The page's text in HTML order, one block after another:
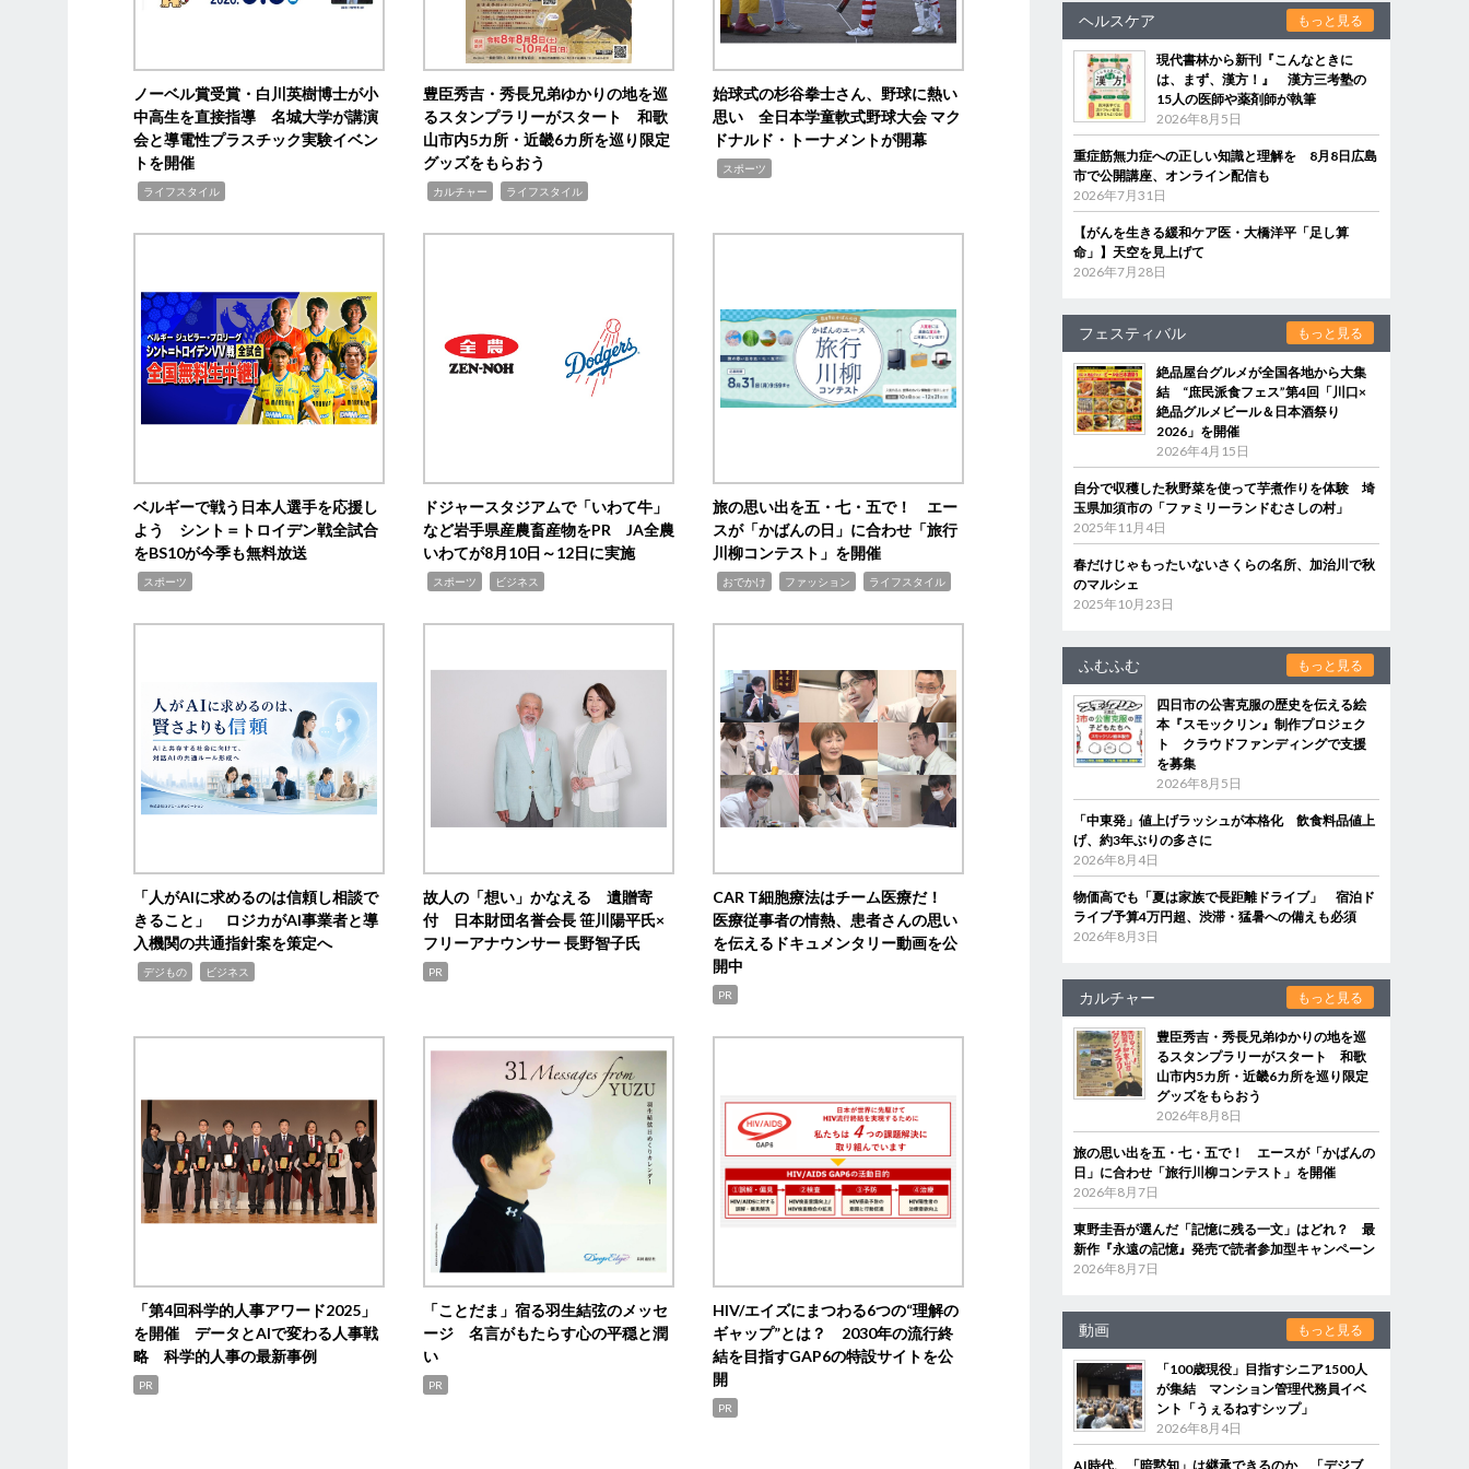
ノーベル賞受賞・白川英樹博士が小
中高生を直接指導 名城大学が講演
会と導電性プラスチック実験イベン
トを開催
ライフスタイル
豊臣秀吉・秀長兄弟ゆかりの地を巡
るスタンプラリーがスタート 和歌
山市内5カ所・近畿6カ所を巡り限定
グッズをもらおう
カルチャー ライフスタイル
始球式の杉谷拳士さん、野球に熱い
思い 全日本学童軟式野球大会 マク
ドナルド・トーナメントが開幕
スポーツ
ベルギーで戦う日本人選手を応援し
よう シント＝トロイデン戦全試合
をBS10が今季も無料放送
スポーツ
ドジャースタジアムで「いわて牛」
など岩手県産農畜産物をPR JA全農
いわてが8月10日～12日に実施
スポーツ ビジネス
旅の思い出を五・七・五で！ エー
スが「かばんの日」に合わせ「旅行
川柳コンテスト」を開催
おでかけ ファッション ライフスタイル
「人がAIに求めるのは信頼し相談で
きること」 ロジカがAI事業者と導
入機関の共通指針案を策定へ
デジもの ビジネス
故人の「想い」かなえる 遺贈寄
付 日本財団名誉会長 笹川陽平氏×
フリーアナウンサー 長野智子氏
PR
CAR T細胞療法はチーム医療だ！
医療従事者の情熱、患者さんの思い
を伝えるドキュメンタリー動画を公
開中
PR
「第4回科学的人事アワード2025」
を開催 データとAIで変わる人事戦
略 科学的人事の最新事例
PR
「ことだま」宿る羽生結弦のメッセ
ージ 名言がもたらす心の平穏と潤
い
PR
HIV/エイズにまつわる6つの“理解の
ギャップ”とは？ 2030年の流行終
結を目指すGAP6の特設サイトを公
開
PR
ヘルスケア もっと見る
現代書林から新刊『こんなときに
は、まず、漢方！』 漢方三考塾の
15人の医師や薬剤師が執筆
2026年8月5日
重症筋無力症への正しい知識と理解を 8月8日広島
市で公開講座、オンライン配信も
2026年7月31日
【がんを生きる緩和ケア医・大橋洋平「足し算
命」】天空を見上げて
2026年7月28日
フェスティバル もっと見る
絶品屋台グルメが全国各地から大集
結 “庶民派食フェス”第4回「川口×
絶品グルメビール＆日本酒祭り
2026」を開催
2026年4月15日
自分で収穫した秋野菜を使って芋煮作りを体験 埼
玉県加須市の「ファミリーランドむさしの村」
2025年11月4日
春だけじゃもったいないさくらの名所、加治川で秋
のマルシェ
2025年10月23日
ふむふむ もっと見る
四日市の公害克服の歴史を伝える絵
本『スモックリン』制作プロジェク
ト クラウドファンディングで支援
を募集
2026年8月5日
「中東発」値上げラッシュが本格化 飲食料品値上
げ、約3年ぶりの多さに
2026年8月4日
物価高でも「夏は家族で長距離ドライブ」 宿泊ド
ライブ予算4万円超、渋滞・猛暑への備えも必須
2026年8月3日
カルチャー もっと見る
豊臣秀吉・秀長兄弟ゆかりの地を巡
るスタンプラリーがスタート 和歌
山市内5カ所・近畿6カ所を巡り限定
グッズをもらおう
2026年8月8日
旅の思い出を五・七・五で！ エースが「かばんの
日」に合わせ「旅行川柳コンテスト」を開催
2026年8月7日
東野圭吾が選んだ「記憶に残る一文」はどれ？ 最
新作『永遠の記憶』発売で読者参加型キャンペーン
2026年8月7日
動画 もっと見る
「100歳現役」目指すシニア1500人
が集結 マンション管理代務員イベ
ント「うぇるねすシップ」
2026年8月4日
AI時代、「暗黙知」は継承できるのか 「デジブ